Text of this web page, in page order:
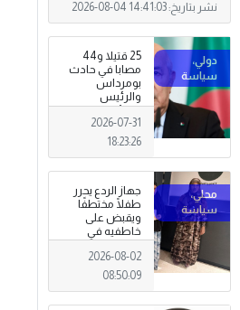
نشر بتاريخ:2026-08-04 14:41:03
25 قتيلا و44
مصابا في حادث
بومرداس
والرئيس
الجزائري يعلن
الحداد .
2026-07-31
18:23:26
جهاز الردع يحرر
طفلًا مختطفًا
ويقبض على
خاطفيه في
طرابلس
2026-08-02
08:50:09